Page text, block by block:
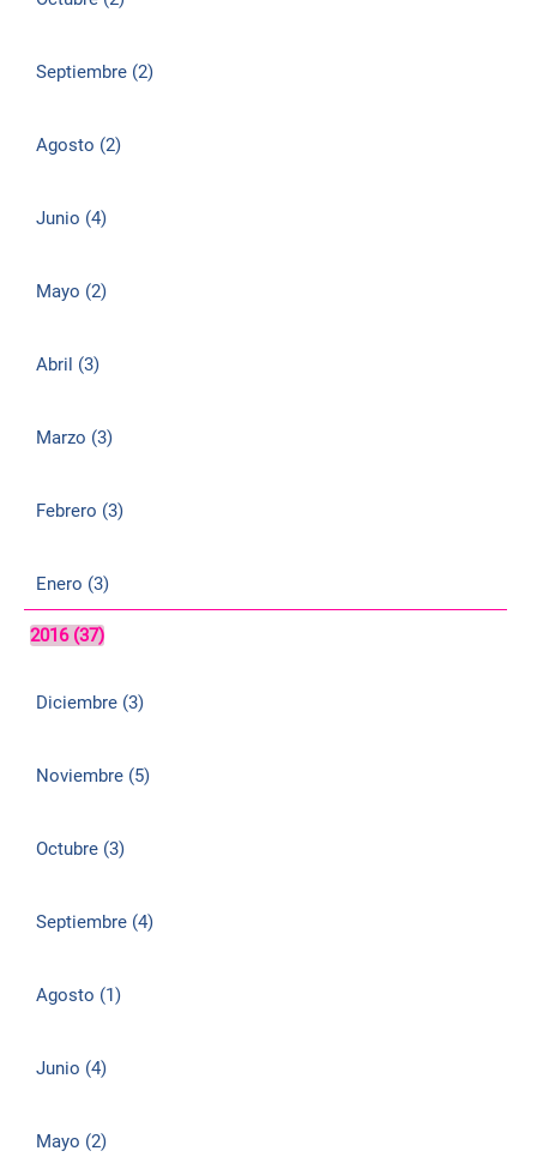
Septiembre (2)
Agosto (2)
Junio (4)
Mayo (2)
Abril (3)
Marzo (3)
Febrero (3)
Enero (3)
2016 (37)
Diciembre (3)
Noviembre (5)
Octubre (3)
Septiembre (4)
Agosto (1)
Junio (4)
Mayo (2)